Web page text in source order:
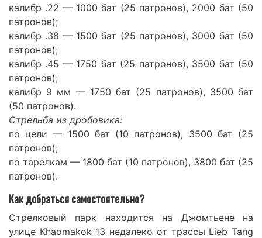
калибр .22 — 1000 бат (25 патронов), 2000 бат (50
патронов);
калибр .38 — 1500 бат (25 патронов), 3000 бат (50
патронов);
калибр .45 — 1750 бат (25 патронов), 3500 бат (50
патронов);
калибр 9 мм — 1750 бат (25 патронов), 3500 бат
(50 патронов).
Стрельба из дробовика:
по цели — 1500 бат (10 патронов), 3500 бат (25
патронов);
по тарелкам — 1800 бат (10 патронов), 3800 бат (25
патронов).
Как добраться самостоятельно?
Стрелковый парк находится на Джомтьене на
улице Khaomakok 13 недалеко от трассы Lieb Tang